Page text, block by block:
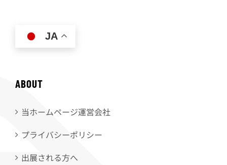
JA
ABOUT
当ホームページ運営会社
プライバシーポリシー
出展される方へ